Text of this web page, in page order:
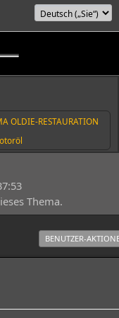
OLDIE-RESTAURATION
Thema.
BENUTZER-